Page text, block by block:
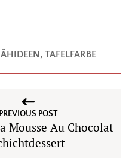
, TAFELFARBE
PREVIOUS POST
Mousse Au Chocolat